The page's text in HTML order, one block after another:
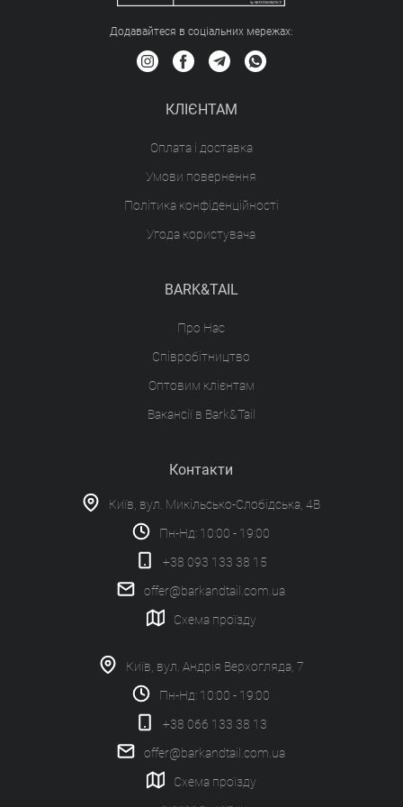
Додавайтеся в соціальних мережах:
КЛІЄНТАМ
Оплата і доставка
Умови повернення
Політика конфіденційності
Угода користувача
BARK&TAIL
Про Нас
Співробітництво
Оптовим клієнтам
Вакансії в Bark&Tail
Контакти
Київ, вул. Микільсько-Слобідська, 4В
Пн-Нд: 10:00 - 19:00
+38 093 133 38 15
offer@barkandtail.com.ua
Схема проїзду
Київ, вул. Андрія Верхогляда, 7
Пн-Нд: 10:00 - 19:00
+38 066 133 38 13
offer@barkandtail.com.ua
Схема проїзду